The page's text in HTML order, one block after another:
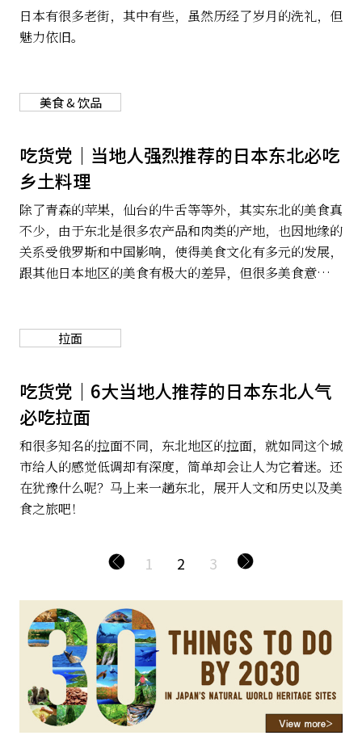
日本有很多老街，其中有些，虽然历经了岁月的洗礼，但
魅力依旧。
美食 & 饮品
吃货党｜当地人强烈推荐的日本东北必吃
乡土料理
除了青森的苹果，仙台的牛舌等等外，其实东北的美食真
不少，由于东北是很多农产品和肉类的产地，也因地缘的
关系受俄罗斯和中国影响，使得美食文化有多元的发展，
跟其他日本地区的美食有极大的差异，但很多美食意外地
吃，不可错过的乡土美食吗？很多只有在当地可以享受到
拉面
吃货党｜6大当地人推荐的日本东北人气
必吃拉面
和很多知名的拉面不同，东北地区的拉面，就如同这个城
市给人的感觉低调却有深度，简单却会让人为它着迷。还
在犹豫什么呢？马上来一趟东北，展开人文和历史以及美
食之旅吧！
1 2 3